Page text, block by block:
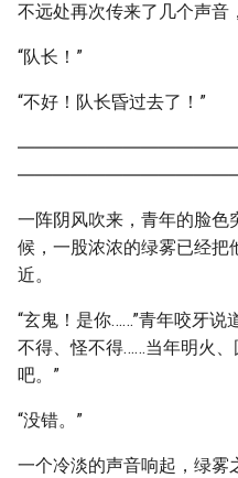
不远处再次传来了几个声音
“队长！”
“不好！队长昏过去了！”
一阵阴风吹来，青年的脸色
候，一股浓浓的绿雾已经把
近。
“玄鬼！是你……”青年咬牙说
不得、怪不得……当年明火
吧。”
“没错。”
一个冷淡的声音响起，绿雾